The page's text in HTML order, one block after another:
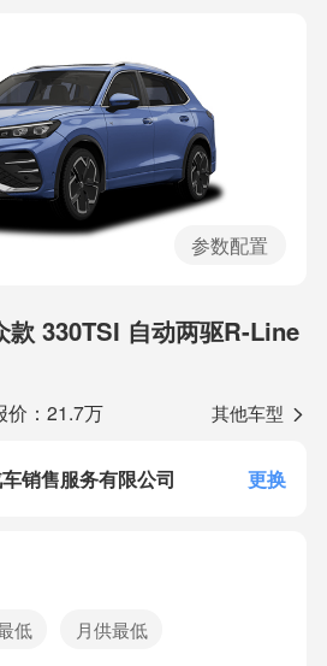
参数配置
款 330TSI 自动两驱R-Line
价：21.7万 其他车型
销售服务有限公司 更换
低 月供最低